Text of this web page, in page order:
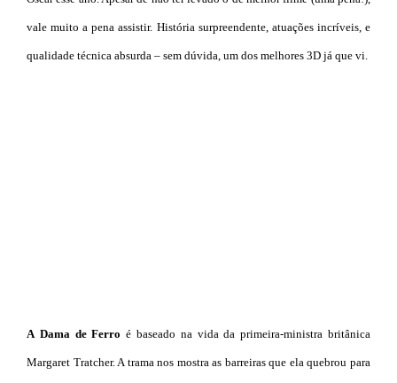
vale muito a pena assistir. História surpreendente, atuações incríveis, e
qualidade técnica absurda – sem dúvida, um dos melhores 3D já que vi.
A Dama de Ferro é baseado na vida da primeira-ministra britânica
Margaret Tratcher. A trama nos mostra as barreiras que ela quebrou para